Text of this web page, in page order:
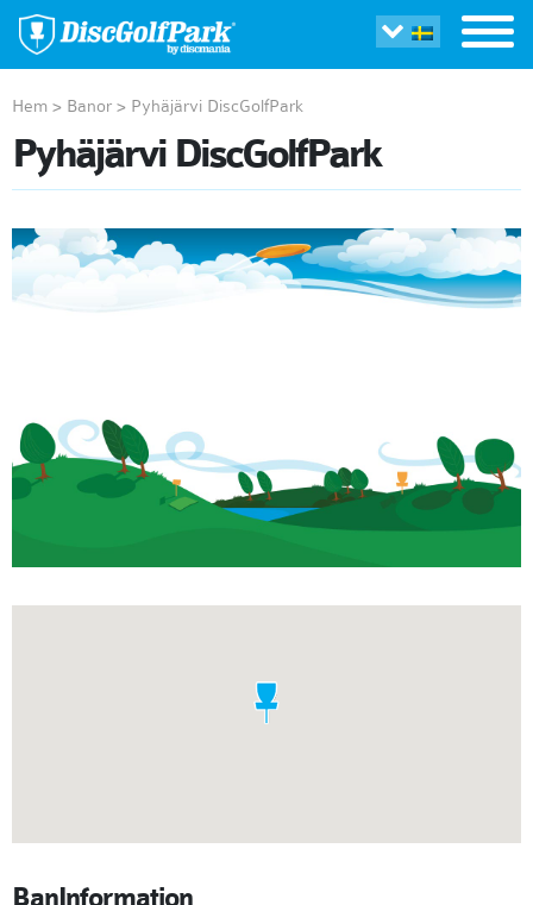
Hem > Banor > Pyhäjärvi DiscGolfPark
Pyhäjärvi DiscGolfPark
BanInformation